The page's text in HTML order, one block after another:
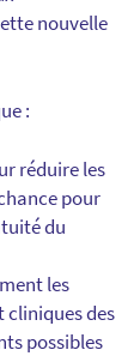
nouvelle
:
réduire les
pour
du
les
cliniques des
possibles